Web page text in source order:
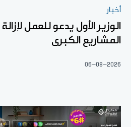
أخبار
الوزير الأول يدعو للعمل
المشاريع الكبرى
06-08-2026